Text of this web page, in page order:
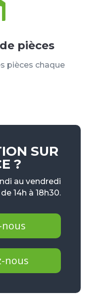
pièces
pièces chaque
SUR
?
au vendredi
14h à 18h30.
nous